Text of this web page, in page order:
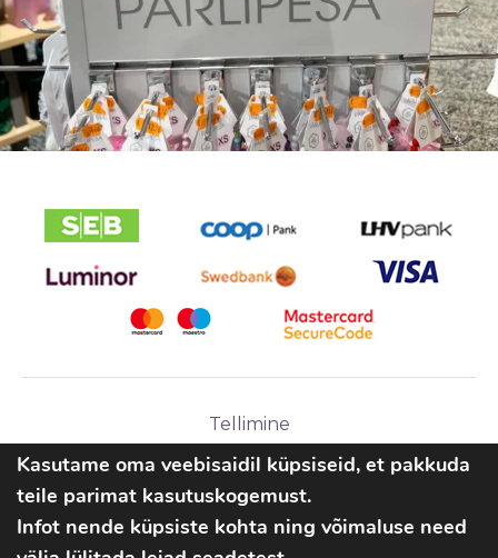
Tellimine
Ostutingimused
Kasutame oma veebisaidil küpsiseid, et pakkuda
teile parimat kasutuskogemust.
Infot nende küpsiste kohta ning võimaluse need